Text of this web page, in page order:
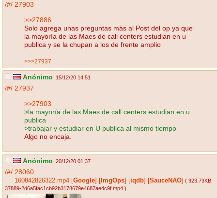
/#/ 27903
>>27886
Solo agrega unas preguntas más al Post del op ya que
la mayoría de las Maes de call centers estudian en u
publica y se la chupan a los de frente amplio
>>>27937
Anónimo 15/12/20 14:51
/#/ 27937
>>27903
>la mayoría de las Maes de call centers estudian en u
publica
>trabajar y estudiar en U publica al mismo tiempo
Algo no encaja.
Anónimo 20/12/20 01:37
/#/ 28060
160842826322.mp4 Google ImgOps iqdb SauceNAO ( 923.73KB
37889-2d6a5fac1cb92b3178679e4687ae4c9f.mp4 )